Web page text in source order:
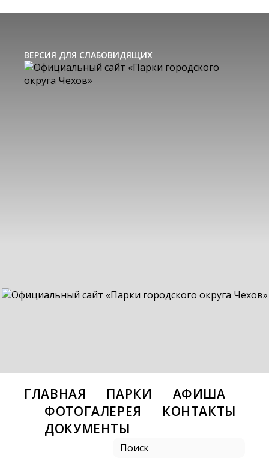
ВЕРСИЯ ДЛЯ СЛАБОВИДЯЩИХ
ГЛАВНАЯ ПАРКИ
АФИША
ФОТОГАЛЕРЕЯ
КОНТАКТЫ
ДОКУМЕНТЫ